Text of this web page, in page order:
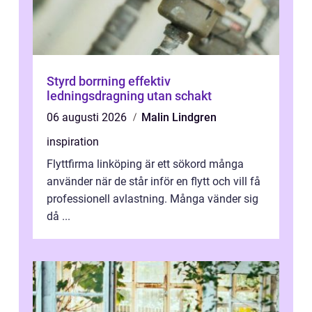
Styrd borrning effektiv
ledningsdragning utan schakt
06 augusti 2026
Malin Lindgren
inspiration
Flyttfirma linköping är ett sökord många
använder när de står inför en flytt och vill få
professionell avlastning. Många vänder sig
då ...